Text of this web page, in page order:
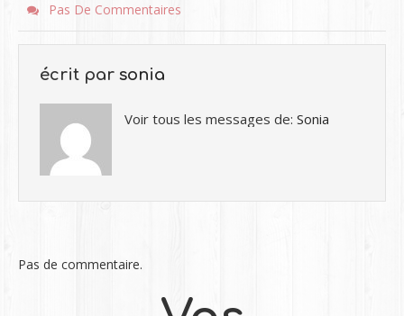
Pas De Commentaires
écrit par sonia
Voir tous les messages de: Sonia
Pas de commentaire.